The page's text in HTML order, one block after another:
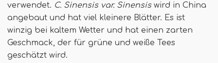
verwendet. C. Sinensis var. Sinensiswird in China
angebaut und hat viel kleinere Blätter. Es ist
winzig bei kaltem Wetter und hat einen zarten
Geschmack, der für grüne und weiße Tees
geschätzt wird.